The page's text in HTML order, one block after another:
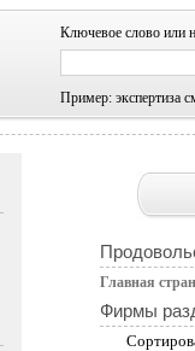
Ключевое слово или
Пример: экспертиза
Главная
Фирмы